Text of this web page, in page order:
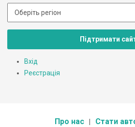
Підтримати
Вхід
Реєстрація
Про нас Стати